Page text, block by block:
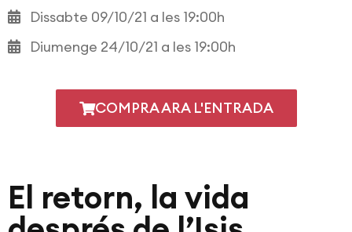
Dissabte 09/10/21 a les 19:00h
Diumenge 24/10/21 a les 19:00h
COMPRA ARA L'ENTRADA
El retorn, la vida